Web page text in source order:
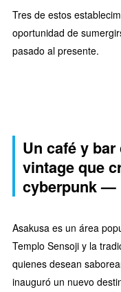
Tres de estos
oportunidad de
pasado al presente.
Un café y
vintage que
cyberpunk —
Asakusa es un área
Templo Sensoji y la
quienes desean
inauguró un nuevo